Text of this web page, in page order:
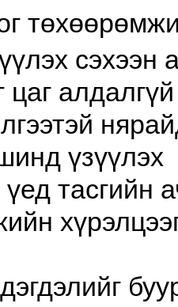
сэхээн
цаг
үзүүлэх
тасгийн